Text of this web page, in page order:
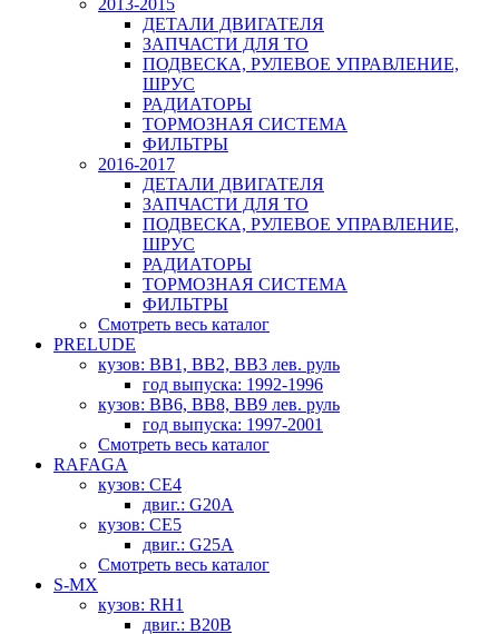
2013-2015
ДЕТАЛИ ДВИГАТЕЛЯ
ЗАПЧАСТИ ДЛЯ ТО
ПОДВЕСКА, РУЛЕВОЕ УПРАВЛЕНИЕ,
ШРУС
РАДИАТОРЫ
ТОРМОЗНАЯ СИСТЕМА
ФИЛЬТРЫ
2016-2017
ДЕТАЛИ ДВИГАТЕЛЯ
ЗАПЧАСТИ ДЛЯ ТО
ПОДВЕСКА, РУЛЕВОЕ УПРАВЛЕНИЕ,
ШРУС
РАДИАТОРЫ
ТОРМОЗНАЯ СИСТЕМА
ФИЛЬТРЫ
Смотреть весь каталог
PRELUDE
кузов: BB1, BB2, BB3 лев. руль
год выпуска: 1992-1996
кузов: BB6, BB8, BB9 лев. руль
год выпуска: 1997-2001
Смотреть весь каталог
RAFAGA
кузов: CE4
двиг.: G20A
кузов: CE5
двиг.: G25A
Смотреть весь каталог
S-MX
кузов: RH1
двиг.: B20B